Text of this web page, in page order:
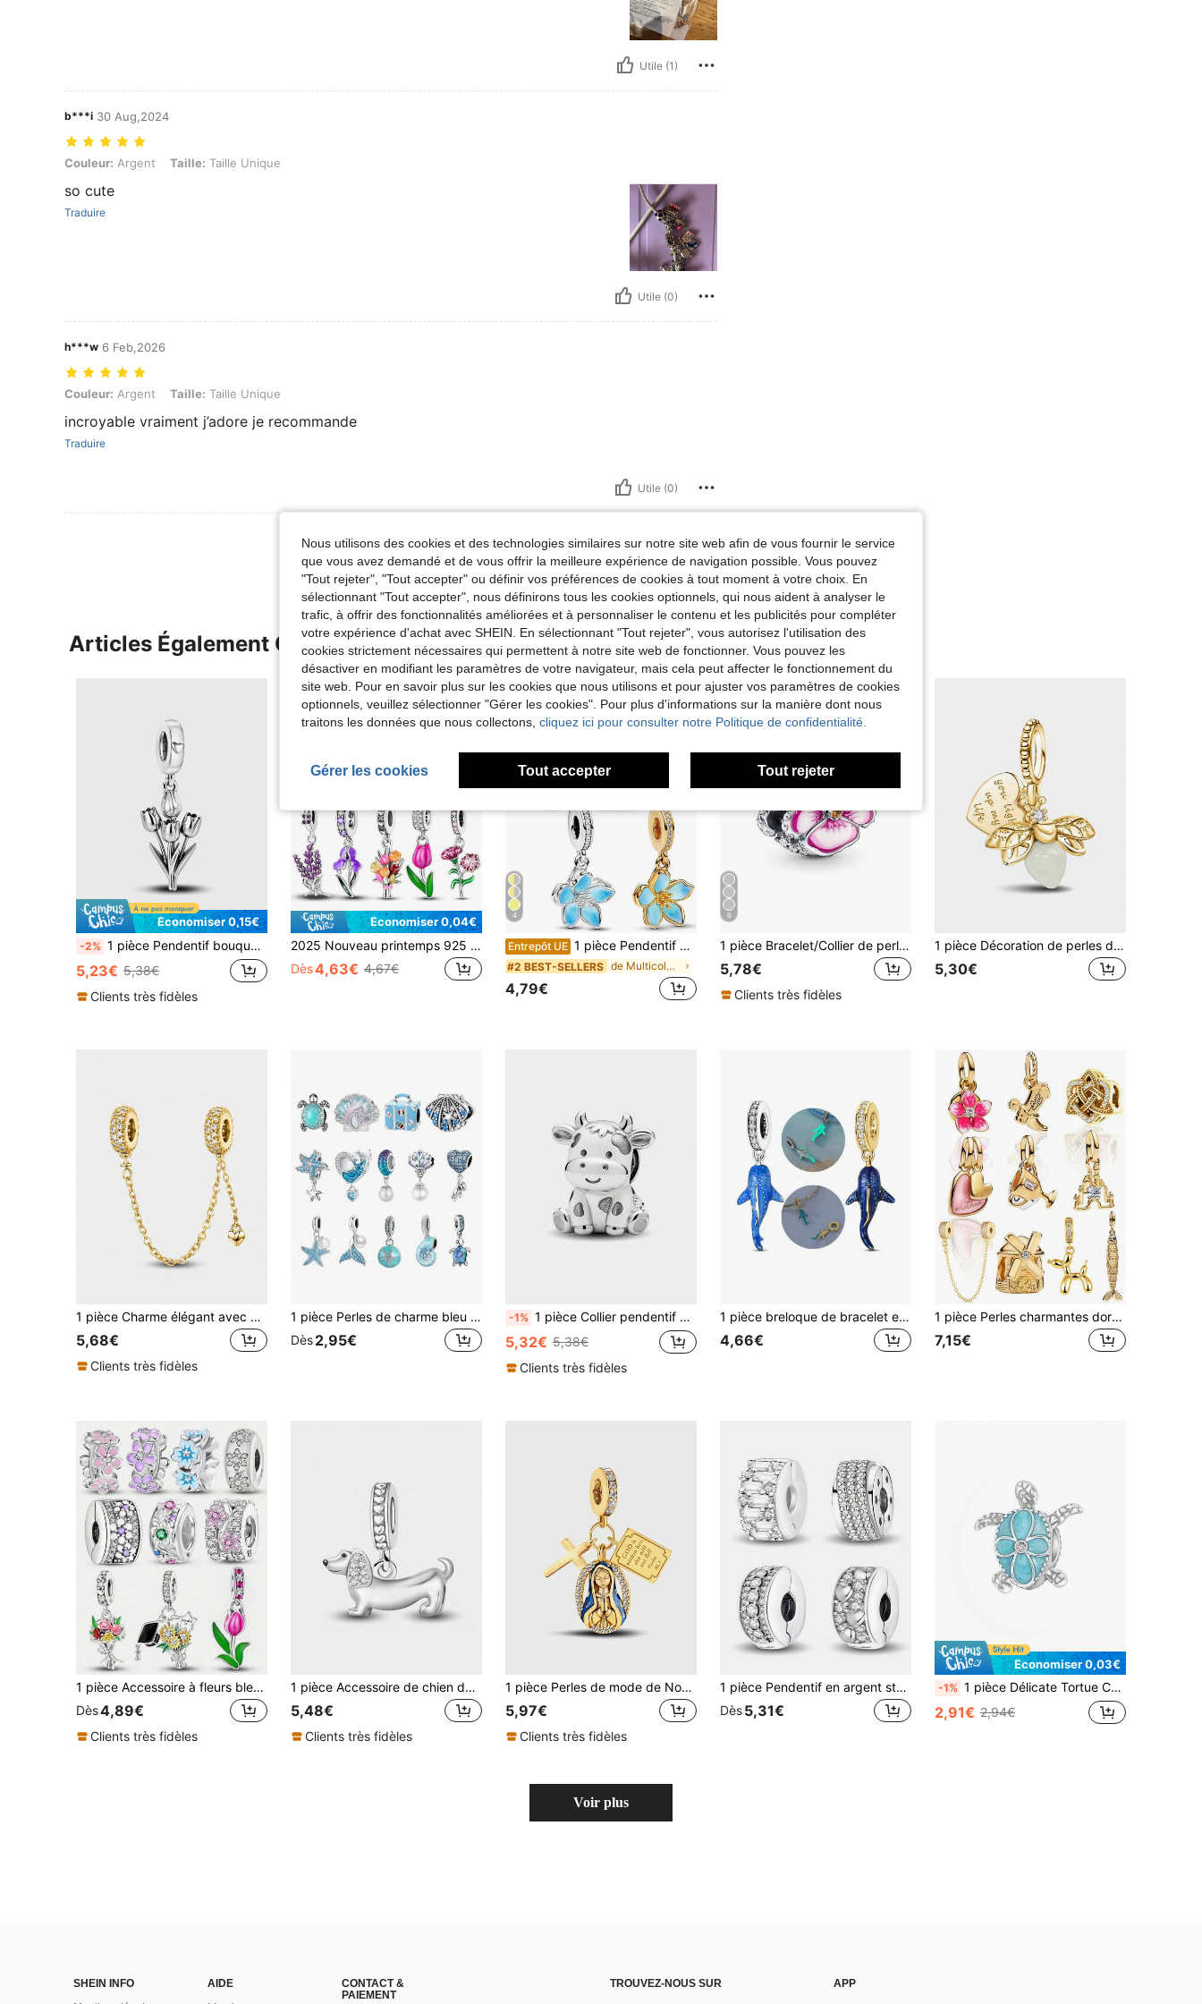
Utile (1)
b***i 30 Aug,2024
Couleur: Argent, Taille: Taille Unique
Couleur: Argent Taille: Taille Unique
so cute
Traduire
Utile (0)
h***w 6 Feb,2026
Couleur: Argent, Taille: Taille Unique
Couleur: Argent Taille: Taille Unique
incroyable vraiment j’adore je recommande
Traduire
Utile (0)
Articles Également Consultés
Économiser 0,15€
-2% 1 pièce Pendentif bouquet de tulipes à la mode avec perles pendantes, convient pour bracelet, jonc, confection de bijoux DIY et décoration d'accessoires quotidiens, idéal pour les filles
5,23€ 5,38€
Clients très fidèles
Économiser 0,04€
2025 Nouveau printemps 925 Pendentif tournesol plaqué argent, fleur épanouie, convient pour bracelet à perles, collier, bijoux DIY, cadeau de bijoux, cadeau de la Saint-Valentin
Dès4,63€ 4,67€
4
Entrepôt UE 1 pièce Pendentif à perle 3D multicolore en forme de fleurs de cerisier rotatives, à la mode et romantique pour la Saint-Valentin. Bracelet ou collier polyvalent DIY, cadeau idéal pour les amoureux
#2 BEST-SELLERS de Multicolore Charmes de style perle
4,79€
6
1 pièce Bracelet/Collier de perles de fleur violette tricolore élégant et à la mode, cadeau de bijoux polyvalent et créatif pour usage quotidien
5,78€
Clients très fidèles
1 pièce Décoration de perles d'abeille lumineuse à la mode et mignonne, convient pour la fabrication de bijoux de bracelet/jonc DIY et la décoration d'accessoires quotidiens pour femmes
5,30€
1 pièce Charme élégant avec chaîne de sécurité brillante pour femmes, convient aux bracelets et aux bracelets de manchette. Accessoires de bijouterie pour la confection de bijoux, cadeau de rendez-vous, fine bijouterie pour dames.
5,68€
Clients très fidèles
1 pièce Perles de charme bleu mer, convient pour les bracelets faits main, coquillage, étoile de mer, tortue perle, accessoires de bijoux DIY
Dès2,95€
-1% 1 pièce Collier pendentif à perles de vache à la mode, convient pour les bracelets, les bracelets de femmes, la fabrication de bijoux DIY et les accessoires vestimentaires quotidiens, idéal pour les filles
5,32€ 5,38€
Clients très fidèles
1 pièce breloque de bracelet en forme de requin-baleine luminescent bleu océan d'été plaqué argent, pour la fabrication de bijoux DIY, choix idéal pour un cadeau de bijoux pour femmes
4,66€
1 pièce Perles charmantes dorées étincelantes s'adaptant au bracelet et collier serpent d'origine, perles pour la fabrication de bijoux DIY en argent 925, cadeau de bijoux pour femme, fille, fille
7,15€
1 pièce Accessoire à fleurs bleues à la mode avec perles, convient pour bracelet/jonc DIY pour femmes, assortiment de bijoux pour le port quotidien, excellent cadeau pour la petite amie pour la Saint-Valentin
Dès4,89€
Clients très fidèles
1 pièce Accessoire de chien de compagnie mignon avec perles, convient pour la fabrication de bijoux DIY comme les bracelets, colliers, bracelets de jonc. Excellent cadeau pour les femmes et les filles
5,48€
Clients très fidèles
1 pièce Perles de mode de Noël Maria, convient pour les bracelets et les bracelets de femmes, peut être utilisé pour la fabrication de bijoux DIY et l'assortiment de tenues quotidiennes, un accessoire idéal pour les filles
5,97€
Clients très fidèles
1 pièce Pendentif en argent sterling 925 en forme de cœur mignon avec perles, convient pour les bracelets faits main, les bijoux pour femmes et les accessoires de mode
Dès5,31€
Économiser 0,03€
-1% 1 pièce Délicate Tortue Charme d'Élément Marin Perle Pour Bracelet Collier Accessoires DIY Fine Fabrication de Bijoux Cadeau d'Anniversaire Cadeau pour Femmes
2,91€ 2,94€
Voir plus
SHEIN INFO
AIDE
CONTACT &
PAIEMENT
TROUVEZ-NOUS SUR APP
Nous utilisons des cookies et des technologies similaires sur notre site web afin de vous fournir le service
que vous avez demandé et de vous offrir la meilleure expérience de navigation possible. Vous pouvez
"Tout rejeter", "Tout accepter" ou définir vos préférences de cookies à tout moment à votre choix. En
sélectionnant "Tout accepter", nous définirons tous les cookies optionnels, qui nous aident à analyser le
trafic, à offrir des fonctionnalités améliorées et à personnaliser le contenu et les publicités pour compléter
votre expérience d'achat avec SHEIN. En sélectionnant "Tout rejeter", vous autorisez l'utilisation des
cookies strictement nécessaires qui permettent à notre site web de fonctionner. Vous pouvez les
désactiver en modifiant les paramètres de votre navigateur, mais cela peut affecter le fonctionnement du
site web. Pour en savoir plus sur les cookies que nous utilisons et pour ajuster vos paramètres de cookies
optionnels, veuillez sélectionner "Gérer les cookies". Pour plus d'informations sur la manière dont nous
traitons les données que nous collectons, cliquez ici pour consulter notre Politique de confidentialité.
Gérer les cookies Tout accepter Tout rejeter